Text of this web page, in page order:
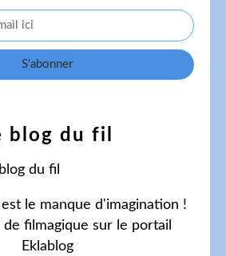
blog du fil
le manque d'imagination !
de filmagique sur le portail
Eklablog